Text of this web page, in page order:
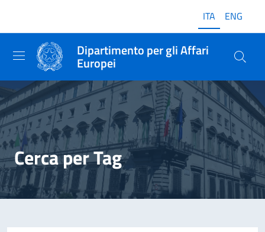
ITA ENG
Dipartimento per gli Affari
Europei
Cerca per Tag